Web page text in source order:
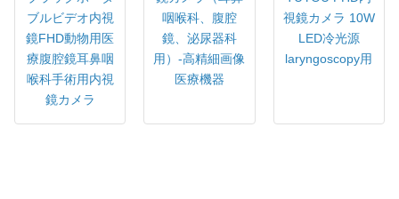
ブルビデオ内視
鏡FHD動物用医
療腹腔鏡耳鼻咽
喉科手術用内視
鏡カメラ
咽喉科、腹腔
鏡、泌尿器科
用）-高精細画像
医療機器
視鏡カメラ 10W
LED冷光源
laryngoscopy用